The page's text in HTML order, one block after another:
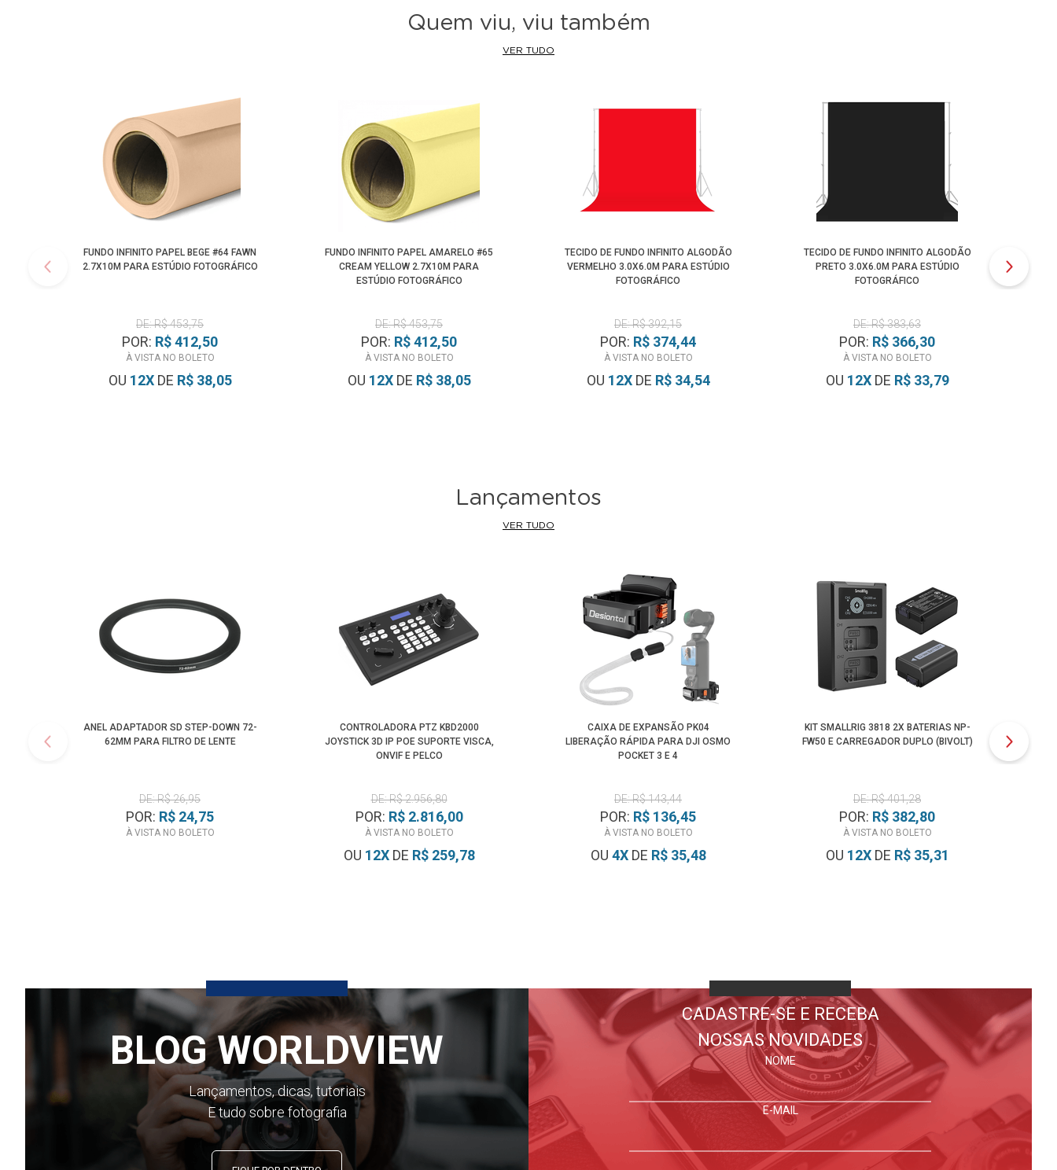
Quem viu, viu também
VER TUDO
FUNDO INFINITO PAPEL BEGE #64 FAWN
2.7X10M PARA ESTÚDIO FOTOGRÁFICO
DE: R$ 453,75
POR: R$ 412,50
À VISTA NO BOLETO
OU 12XDE R$ 38,05
FUNDO INFINITO PAPEL AMARELO #65
CREAM YELLOW 2.7X10M PARA
ESTÚDIO FOTOGRÁFICO
DE: R$ 453,75
POR: R$ 412,50
À VISTA NO BOLETO
OU 12XDE R$ 38,05
TECIDO DE FUNDO INFINITO ALGODÃO
VERMELHO 3.0X6.0M PARA ESTÚDIO
FOTOGRÁFICO
DE: R$ 392,15
POR: R$ 374,44
À VISTA NO BOLETO
OU 12XDE R$ 34,54
TECIDO DE FUNDO INFINITO ALGODÃO
PRETO 3.0X6.0M PARA ESTÚDIO
FOTOGRÁFICO
DE: R$ 383,63
POR: R$ 366,30
À VISTA NO BOLETO
OU 12XDE R$ 33,79
Lançamentos
VER TUDO
ANEL ADAPTADOR SD STEP-DOWN 72-
62MM PARA FILTRO DE LENTE
DE: R$ 26,95
POR: R$ 24,75
À VISTA NO BOLETO
CONTROLADORA PTZ KBD2000
JOYSTICK 3D IP POE SUPORTE VISCA,
ONVIF E PELCO
DE: R$ 2.956,80
POR: R$ 2.816,00
À VISTA NO BOLETO
OU 12XDE R$ 259,78
CAIXA DE EXPANSÃO PK04
LIBERAÇÃO RÁPIDA PARA DJI OSMO
POCKET 3 E 4
DE: R$ 143,44
POR: R$ 136,45
À VISTA NO BOLETO
OU 4XDE R$ 35,48
KIT SMALLRIG 3818 2X BATERIAS NP-
FW50 E CARREGADOR DUPLO (BIVOLT)
DE: R$ 401,28
POR: R$ 382,80
À VISTA NO BOLETO
OU 12XDE R$ 35,31
BLOG WORLDVIEW
Lançamentos, dicas, tutoriais
E tudo sobre fotografia
CADASTRE-SE E RECEBA
NOSSAS NOVIDADES
NOME
E-MAIL